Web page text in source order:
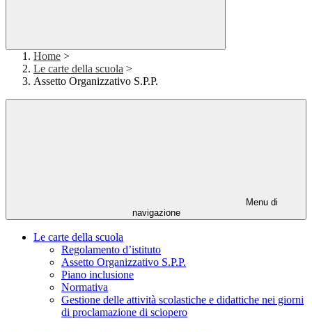
Home >
Le carte della scuola >
Assetto Organizzativo S.P.P.
Menu di
navigazione
Le carte della scuola
Regolamento d’istituto
Assetto Organizzativo S.P.P.
Piano inclusione
Normativa
Gestione delle attività scolastiche e didattiche nei giorni
di proclamazione di sciopero